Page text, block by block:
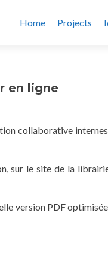
Home Projects
en ligne
collaborative
sur le site de la
version PDF